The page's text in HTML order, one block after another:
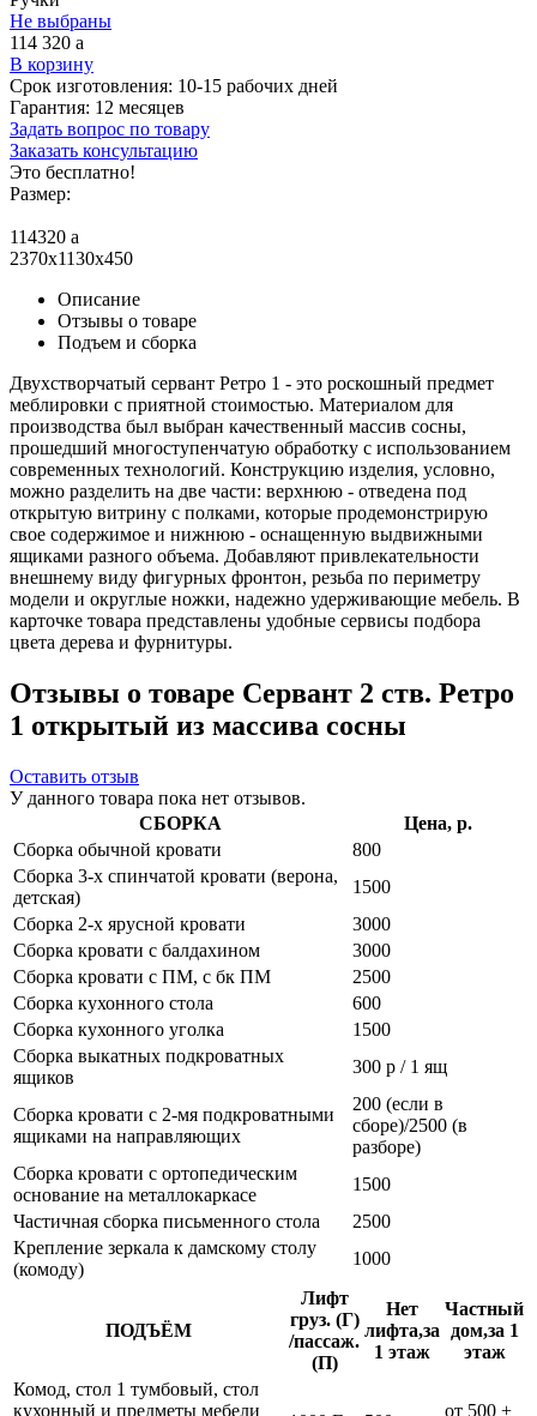
Не выбраны
114 320 a
В корзину
Срок изготовления: 10-15 рабочих дней
Гарантия: 12 месяцев
Задать вопрос по товару
Заказать консультацию
Это бесплатно!
Размер:
114320 a
2370x1130x450
Описание
Отзывы о товаре
Подъем и сборка
Двухстворчатый сервант Ретро 1 - это роскошный предмет
меблировки с приятной стоимостью. Материалом для
производства был выбран качественный массив сосны,
прошедший многоступенчатую обработку с использованием
современных технологий. Конструкцию изделия, условно,
можно разделить на две части: верхнюю - отведена под
открытую витрину с полками, которые продемонстрирую
свое содержимое и нижнюю - оснащенную выдвижными
ящиками разного объема. Добавляют привлекательности
внешнему виду фигурных фронтон, резьба по периметру
модели и округлые ножки, надежно удерживающие мебель. В
карточке товара представлены удобные сервисы подбора
цвета дерева и фурнитуры.
Отзывы о товаре Сервант 2 ств. Ретро
1 открытый из массива сосны
Оставить отзыв
У данного товара пока нет отзывов.
СБОРКА
Цена, р.
Сборка обычной кровати
800
Сборка 3-х спинчатой кровати (верона,
детская)
1500
Сборка 2-х ярусной кровати
3000
Сборка кровати с балдахином
3000
Сборка кровати с ПМ, с бк ПМ
2500
Сборка кухонного стола
600
Сборка кухонного уголка
1500
Сборка выкатных подкроватных
ящиков
300 р / 1 ящ
Сборка кровати с 2-мя подкроватными
ящиками на направляющих
200 (если в
сборе)/2500 (в
разборе)
Сборка кровати с ортопедическим
основание на металлокаркасе
1500
Частичная сборка письменного стола
2500
Крепление зеркала к дамскому столу
(комоду)
1000
ПОДЪЁМ
Лифт
груз. (Г)
/пассаж.
(П)
Нет
лифта,за
1 этаж
Частный
дом,за 1
этаж
Комод, стол 1 тумбовый, стол
кухонный и предметы мебели
от 500 +